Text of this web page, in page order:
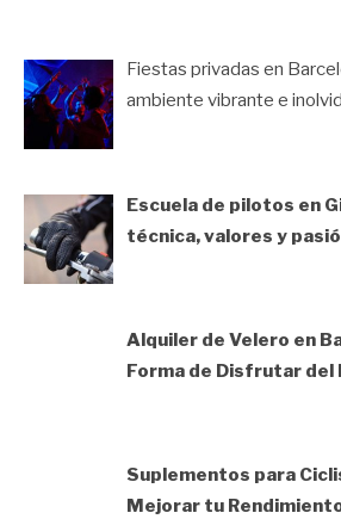
Fiestas privadas en
ambiente vibrante e
Escuela de pilotos en
técnica, valores y
Alquiler de Velero en
Forma de Disfrutar
Suplementos para
Mejorar tu